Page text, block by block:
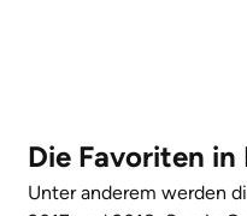
Die Favoriten in
Unter anderem werden